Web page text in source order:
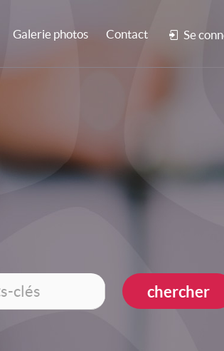
Galerie photos Contact Se